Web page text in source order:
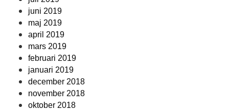
juni 2019
maj 2019
april 2019
mars 2019
februari 2019
januari 2019
december 2018
november 2018
oktober 2018